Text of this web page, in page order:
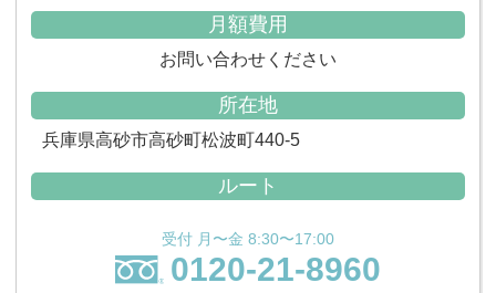
月額費用
お問い合わせください
所在地
兵庫県高砂市高砂町松波町440-5
ルート
受付 月〜金 8:30〜17:00
0120-21-8960